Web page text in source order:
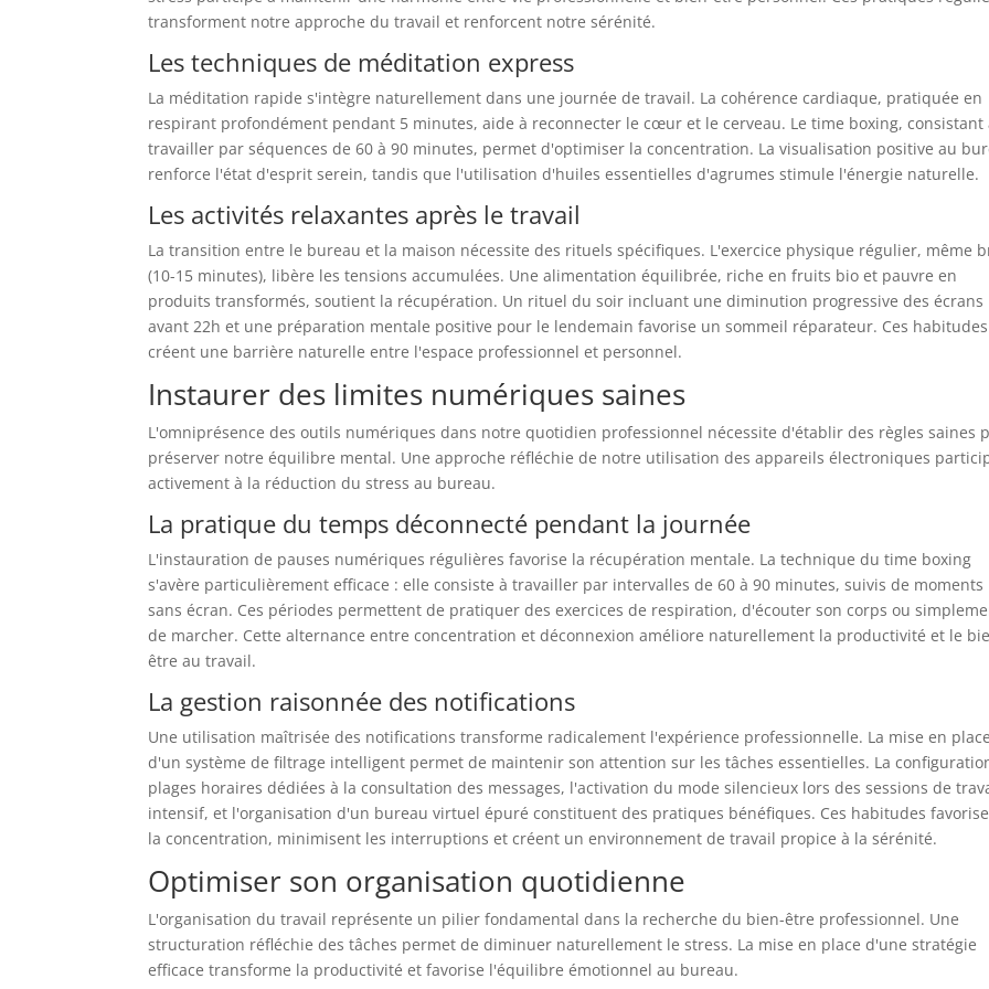
transforment notre approche du travail et renforcent notre sérénité.
Les techniques de méditation express
La méditation rapide s'intègre naturellement dans une journée de travail. La cohérence cardiaque, pratiquée en
respirant profondément pendant 5 minutes, aide à reconnecter le cœur et le cerveau. Le time boxing, consistant
travailler par séquences de 60 à 90 minutes, permet d'optimiser la concentration. La visualisation positive au
renforce l'état d'esprit serein, tandis que l'utilisation d'huiles essentielles d'agrumes stimule l'énergie naturelle.
Les activités relaxantes après le travail
La transition entre le bureau et la maison nécessite des rituels spécifiques. L'exercice physique régulier, même
(10-15 minutes), libère les tensions accumulées. Une alimentation équilibrée, riche en fruits bio et pauvre en
produits transformés, soutient la récupération. Un rituel du soir incluant une diminution progressive des écrans
avant 22h et une préparation mentale positive pour le lendemain favorise un sommeil réparateur. Ces habitudes
créent une barrière naturelle entre l'espace professionnel et personnel.
Instaurer des limites numériques saines
L'omniprésence des outils numériques dans notre quotidien professionnel nécessite d'établir des règles saines
préserver notre équilibre mental. Une approche réfléchie de notre utilisation des appareils électroniques
activement à la réduction du stress au bureau.
La pratique du temps déconnecté pendant la journée
L'instauration de pauses numériques régulières favorise la récupération mentale. La technique du time boxing
s'avère particulièrement efficace : elle consiste à travailler par intervalles de 60 à 90 minutes, suivis de moments
sans écran. Ces périodes permettent de pratiquer des exercices de respiration, d'écouter son corps ou
de marcher. Cette alternance entre concentration et déconnexion améliore naturellement la productivité et le
être au travail.
La gestion raisonnée des notifications
Une utilisation maîtrisée des notifications transforme radicalement l'expérience professionnelle. La mise en place
d'un système de filtrage intelligent permet de maintenir son attention sur les tâches essentielles. La
plages horaires dédiées à la consultation des messages, l'activation du mode silencieux lors des sessions de
intensif, et l'organisation d'un bureau virtuel épuré constituent des pratiques bénéfiques. Ces habitudes
la concentration, minimisent les interruptions et créent un environnement de travail propice à la sérénité.
Optimiser son organisation quotidienne
L'organisation du travail représente un pilier fondamental dans la recherche du bien-être professionnel. Une
structuration réfléchie des tâches permet de diminuer naturellement le stress. La mise en place d'une stratégie
efficace transforme la productivité et favorise l'équilibre émotionnel au bureau.